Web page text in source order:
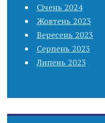
Січень 2024
Жовтень 2023
Вересень 2023
Серпень 2023
Липень 2023